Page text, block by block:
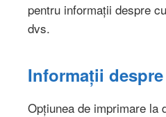
pentru informații despre
dvs.
Informații
Opțiunea de imprimare la